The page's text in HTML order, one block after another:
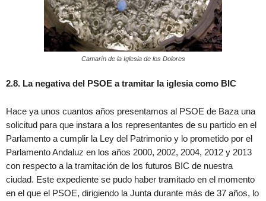
Camarín de la Iglesia de los Dolores
2.8. La negativa del PSOE a tramitar la iglesia como BIC
Hace ya unos cuantos años presentamos al PSOE de Baza una
solicitud para que instara a los representantes de su partido en el
Parlamento a cumplir la Ley del Patrimonio y lo prometido por el
Parlamento Andaluz en los años 2000, 2002, 2004, 2012 y 2013
con respecto a la tramitación de los futuros BIC de nuestra
ciudad. Este expediente se pudo haber tramitado en el momento
en el que el PSOE, dirigiendo la Junta durante más de 37 años, lo